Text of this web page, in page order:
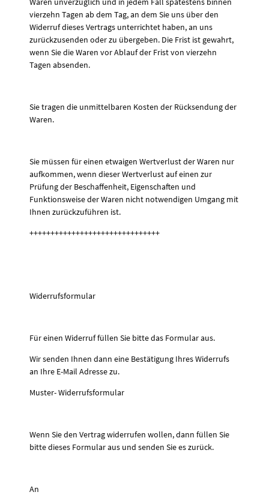
vierzehn Tagen ab dem Tag, an dem Sie uns über den
Widerruf dieses Vertrags unterrichtet haben, an uns
zurückzusenden oder zu übergeben. Die Frist ist gewahrt,
wenn Sie die Waren vor Ablauf der Frist von vierzehn
Tagen absenden.
Sie tragen die unmittelbaren Kosten der Rücksendung der
Waren.
Sie müssen für einen etwaigen Wertverlust der Waren nur
aufkommen, wenn dieser Wertverlust auf einen zur
Prüfung der Beschaffenheit, Eigenschaften und
Funktionsweise der Waren nicht notwendigen Umgang mit
Ihnen zurückzuführen ist.
+++++++++++++++++++++++++++++++
Widerrufsformular
Für einen Widerruf füllen Sie bitte das Formular aus.
Wir senden Ihnen dann eine Bestätigung Ihres Widerrufs
an Ihre E-Mail Adresse zu.
Muster- Widerrufsformular
Wenn Sie den Vertrag widerrufen wollen, dann füllen Sie
bitte dieses Formular aus und senden Sie es zurück.
An